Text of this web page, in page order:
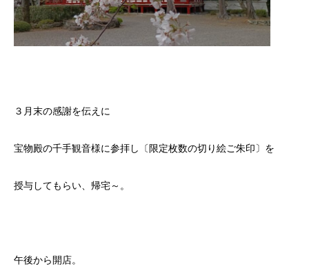
３月末の感謝を伝えに
宝物殿の千手観音様に参拝し〔限定枚数の切り絵ご朱印〕を
授与してもらい、帰宅～。
午後から開店。